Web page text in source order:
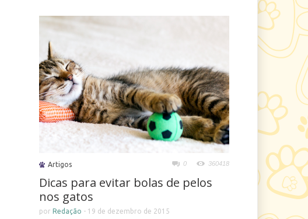
Artigos 0 360418
Dicas para evitar bolas de pelos
nos gatos
porRedação - 19 de dezembro de 2015